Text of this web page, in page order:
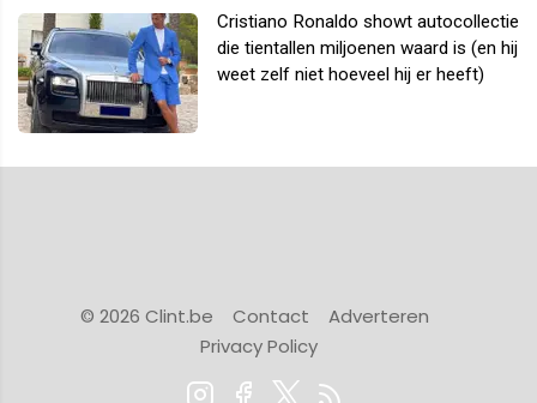
Cristiano Ronaldo showt autocollectie
die tientallen miljoenen waard is (en hij
weet zelf niet hoeveel hij er heeft)
© 2026 Clint.be Contact
Adverteren
Privacy Policy